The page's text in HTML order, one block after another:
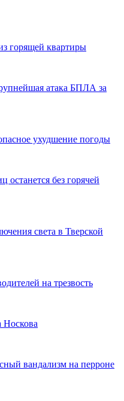
горящей квартиры
атака БПЛА за
ухудшение погоды
останется без горячей
света в Тверской
на трезвость
Носкова
вандализм на перроне